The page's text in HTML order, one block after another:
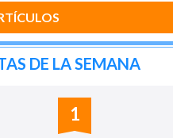
DE LA SEMANA
1